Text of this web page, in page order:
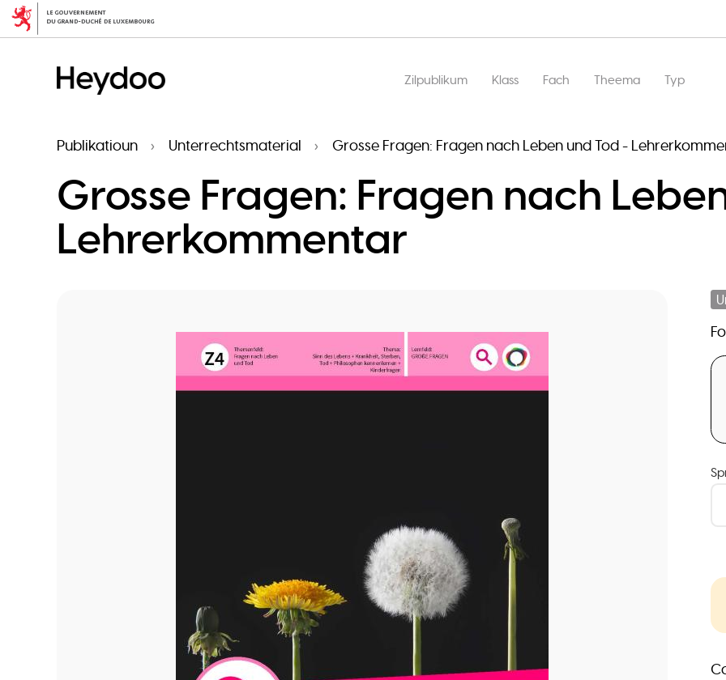
Main
Zilpublikum Klass Fach Theema Typ
Publikatioun Unterrechtsmaterial Grosse Fragen: Fragen nach Leben und Tod -
Grosse Fragen: Fragen nach
Lehrerkommentar